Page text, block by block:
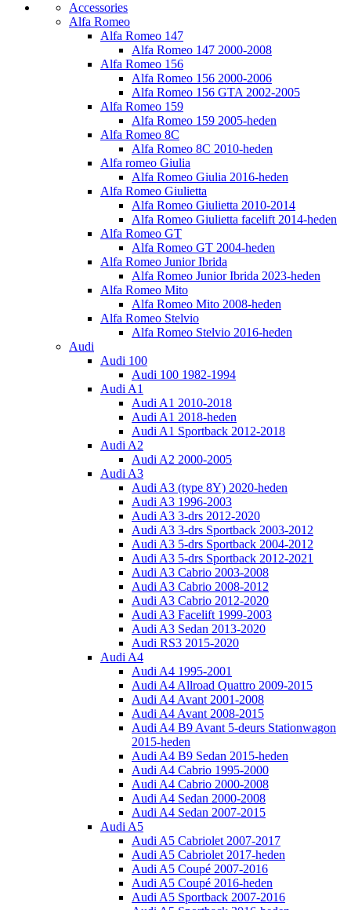
Accessories
Alfa Romeo
Alfa Romeo 147
Alfa Romeo 147 2000-2008
Alfa Romeo 156
Alfa Romeo 156 2000-2006
Alfa Romeo 156 GTA 2002-2005
Alfa Romeo 159
Alfa Romeo 159 2005-heden
Alfa Romeo 8C
Alfa Romeo 8C 2010-heden
Alfa romeo Giulia
Alfa Romeo Giulia 2016-heden
Alfa Romeo Giulietta
Alfa Romeo Giulietta 2010-2014
Alfa Romeo Giulietta facelift 2014-heden
Alfa Romeo GT
Alfa Romeo GT 2004-heden
Alfa Romeo Junior Ibrida
Alfa Romeo Junior Ibrida 2023-heden
Alfa Romeo Mito
Alfa Romeo Mito 2008-heden
Alfa Romeo Stelvio
Alfa Romeo Stelvio 2016-heden
Audi
Audi 100
Audi 100 1982-1994
Audi A1
Audi A1 2010-2018
Audi A1 2018-heden
Audi A1 Sportback 2012-2018
Audi A2
Audi A2 2000-2005
Audi A3
Audi A3 (type 8Y) 2020-heden
Audi A3 1996-2003
Audi A3 3-drs 2012-2020
Audi A3 3-drs Sportback 2003-2012
Audi A3 5-drs Sportback 2004-2012
Audi A3 5-drs Sportback 2012-2021
Audi A3 Cabrio 2003-2008
Audi A3 Cabrio 2008-2012
Audi A3 Cabrio 2012-2020
Audi A3 Facelift 1999-2003
Audi A3 Sedan 2013-2020
Audi RS3 2015-2020
Audi A4
Audi A4 1995-2001
Audi A4 Allroad Quattro 2009-2015
Audi A4 Avant 2001-2008
Audi A4 Avant 2008-2015
Audi A4 B9 Avant 5-deurs Stationwagon
2015-heden
Audi A4 B9 Sedan 2015-heden
Audi A4 Cabrio 1995-2000
Audi A4 Cabrio 2000-2008
Audi A4 Sedan 2000-2008
Audi A4 Sedan 2007-2015
Audi A5
Audi A5 Cabriolet 2007-2017
Audi A5 Cabriolet 2017-heden
Audi A5 Coupé 2007-2016
Audi A5 Coupé 2016-heden
Audi A5 Sportback 2007-2016